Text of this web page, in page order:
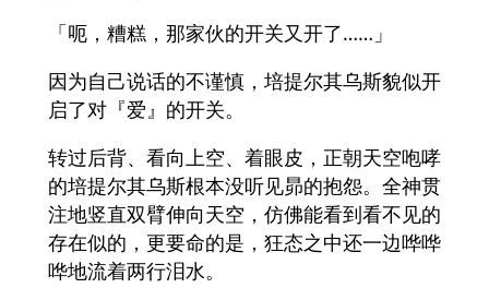
「呃，糟糕，那家伙的开关又开了……」
因为自己说话的不谨慎，培提尔其乌斯貌似开
启了对『爱』的开关。
转过后背、看向上空、着眼皮，正朝天空咆哮
的培提尔其乌斯根本没听见昴的抱怨。全神贯
注地竖直双臂伸向天空，仿佛能看到看不见的
存在似的，更要命的是，狂态之中还一边哗哗
哗地流着两行泪水。